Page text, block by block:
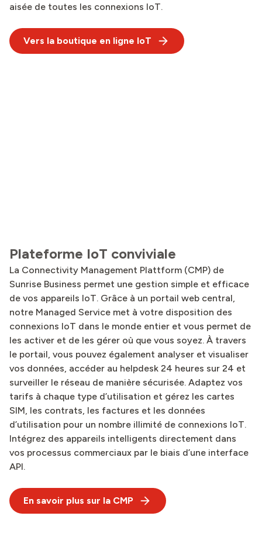
aisée de toutes les connexions IoT.
Vers la boutique en ligne IoT
Plateforme IoT conviviale
La Connectivity Management Plattform (CMP) de
Sunrise Business permet une gestion simple et efficace
de vos appareils IoT. Grâce à un portail web central,
notre Managed Service met à votre disposition des
connexions IoT dans le monde entier et vous permet de
les activer et de les gérer où que vous soyez. À travers
le portail, vous pouvez également analyser et visualiser
vos données, accéder au helpdesk 24 heures sur 24 et
surveiller le réseau de manière sécurisée. Adaptez vos
tarifs à chaque type d’utilisation et gérez les cartes
SIM, les contrats, les factures et les données
d’utilisation pour un nombre illimité de connexions IoT.
Intégrez des appareils intelligents directement dans
vos processus commerciaux par le biais d’une interface
API.
En savoir plus sur la CMP